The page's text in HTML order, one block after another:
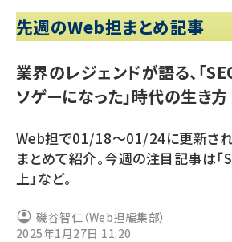
ai (2807)
youtube (2434)
note (2312)
セミナー (2307)
meo (1275)
先週のWeb担まとめ記事
業界のレジェンドが語る、「
ソゲーになった」時代の生き方
Web担で01/18～01/24に更新さ
まとめて紹介。今週の注目記事は「
上」など。
磯谷智仁（Web担編集部）
2025年1月27日 11:20